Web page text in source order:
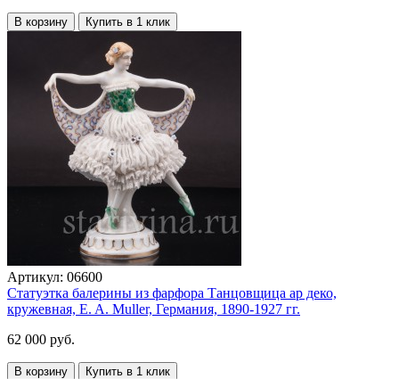
В корзину Купить в 1 клик
Артикул: 06600
Статуэтка балерины из фарфора Танцовщица ар деко,
кружевная, E. A. Muller, Германия, 1890-1927 гг.
62 000 руб.
В корзину Купить в 1 клик